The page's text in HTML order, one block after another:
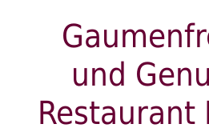
und
Restaurant